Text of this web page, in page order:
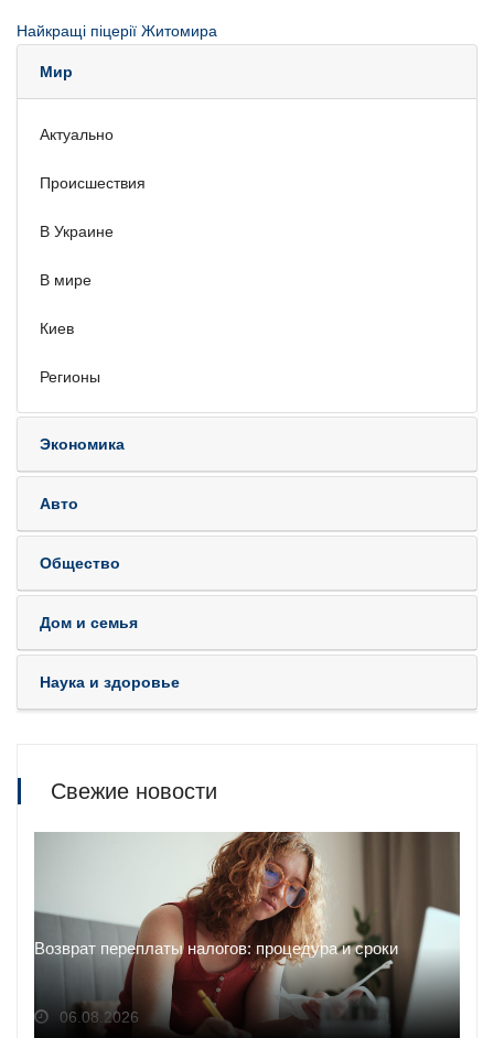
Найкращі піцерії Житомира
Мир
Актуально
Происшествия
В Украине
В мире
Киев
Регионы
Экономика
Авто
Общество
Дом и семья
Наука и здоровье
Свежие новости
Возврат переплаты налогов: процедура и сроки
06.08.2026